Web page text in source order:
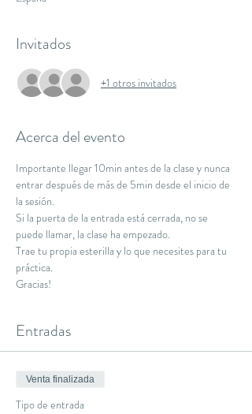
Invitados
+1 otros invitados
Acerca del evento
Importante llegar 10min antes de la clase y nunca
entrar después de más de 5min desde el inicio de
la sesión.
Si la puerta de la entrada está cerrada, no se
puede llamar, la clase ha empezado.
Trae tu propia esterilla y lo que necesites para tu
práctica.
Gracias!
Entradas
Venta finalizada
Tipo de entrada